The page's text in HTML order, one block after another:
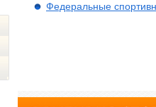
Федеральные